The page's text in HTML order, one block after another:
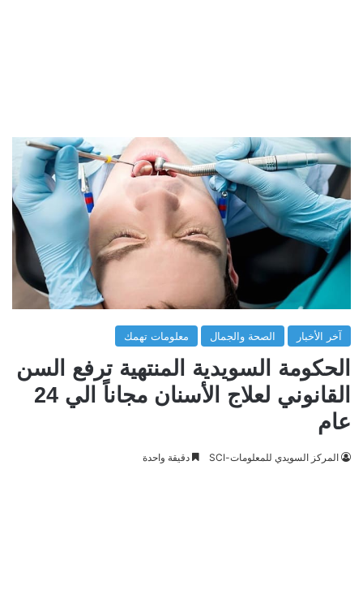
آخر الأخبار الصحة والجمال معلومات تهمك
الحكومة السويدية المنتهية ترفع السن
القانوني لعلاج الأسنان مجاناً الي 24
عام
المركز السويدي للمعلومات-SCI دقيقة واحدة